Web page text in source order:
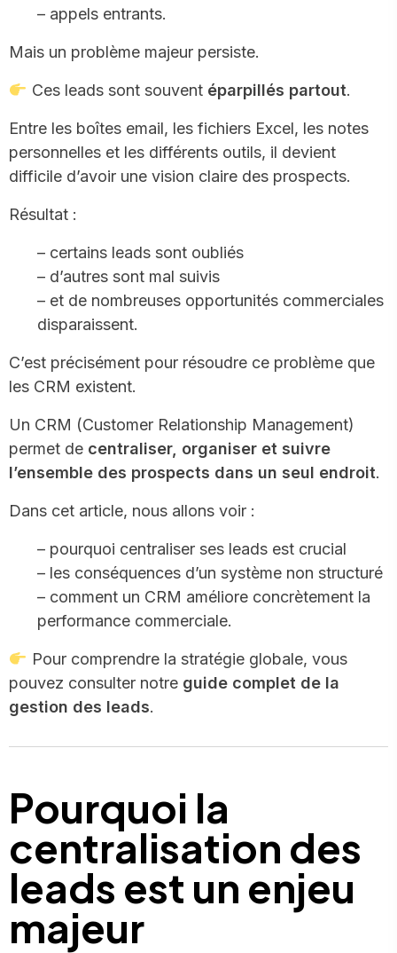
– appels entrants.
Mais un problème majeur persiste.
Ces leads sont souvent éparpillés partout.
Entre les boîtes email, les fichiers Excel, les notes
personnelles et les différents outils, il devient
difficile d’avoir une vision claire des prospects.
Résultat :
– certains leads sont oubliés
– d’autres sont mal suivis
– et de nombreuses opportunités commerciales
disparaissent.
C’est précisément pour résoudre ce problème que
les CRM existent.
Un CRM (Customer Relationship Management)
permet de centraliser, organiser et suivre
l’ensemble des prospects dans un seul endroit.
Dans cet article, nous allons voir :
– pourquoi centraliser ses leads est crucial
– les conséquences d’un système non structuré
– comment un CRM améliore concrètement la
performance commerciale.
Pour comprendre la stratégie globale, vous
pouvez consulter notre guide complet de la
gestion des leads.
Pourquoi la
centralisation des
leads est un enjeu
majeur